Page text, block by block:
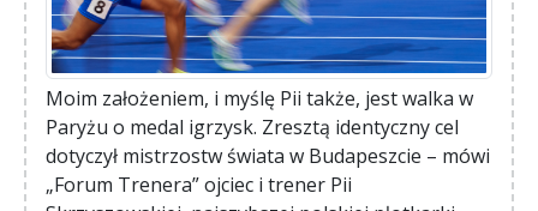
Moim założeniem, i myślę Pii także, jest walka w
Paryżu o medal igrzysk. Zresztą identyczny cel
dotyczył mistrzostw świata w Budapeszcie – mówi
„Forum Trenera” ojciec i trener Pii